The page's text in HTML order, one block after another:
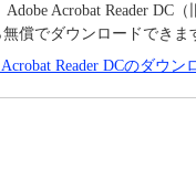
Acrobat Reader DC（
償でダウンロードできま
Acrobat Reader DCのダウン